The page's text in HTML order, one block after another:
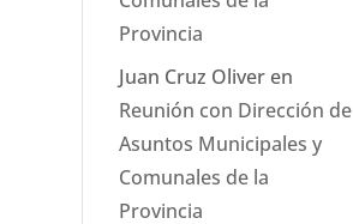
Provincia
Juan Cruz Oliver en
Reunión con Dirección de
Asuntos Municipales y
Comunales de la
Provincia